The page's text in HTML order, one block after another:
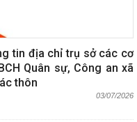
tin địa chỉ trụ sở các cơ
Quân sự, Công an xã
thôn
03/07/2026